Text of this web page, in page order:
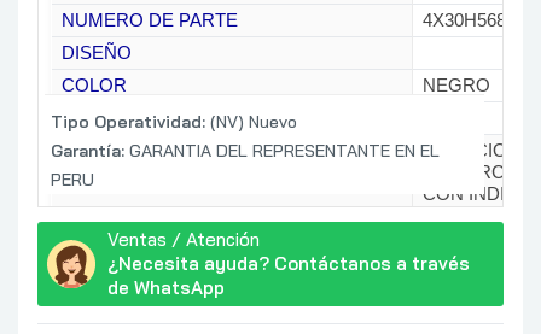
NUMERO DE PARTE
4X30H56831
DISEÑO
COLOR
NEGRO
ESTRUCTURA FISICA
CARACTERISTICAS ADICIONALES
DURACION
CON
PATAS DE
MOUSE CON
PRECISION
Tipo Operatividad: (NV) Nuevo
Garantía: GARANTIA DEL REPRESENTANTE EN EL
PERU
Ventas / Atención
¿Necesita ayuda? Contáctanos a través
de WhatsApp